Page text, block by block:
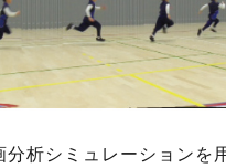
析シミュレーションを